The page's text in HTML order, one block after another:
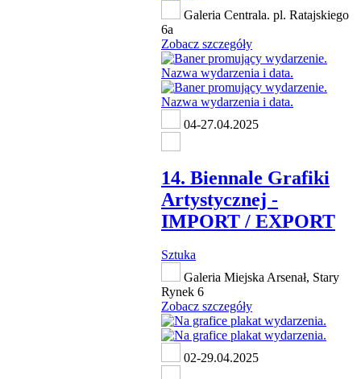
Galeria Centrala. pl. Ratajskiego
6a
Zobacz szczegóły
04-27.04.2025
14. Biennale Grafiki
Artystycznej -
IMPORT / EXPORT
Sztuka
Galeria Miejska Arsenał, Stary
Rynek 6
Zobacz szczegóły
02-29.04.2025